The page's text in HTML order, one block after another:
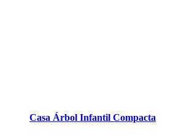
Casa Árbol Infantil Compacta